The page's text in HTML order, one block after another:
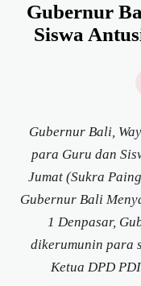
Gubernur
Siswa
Gubernur Bali,
para Guru dan
Jumat (Sukra
Gubernur Bali
1 Denpasar,
dikerumunin para
Ketua DPD